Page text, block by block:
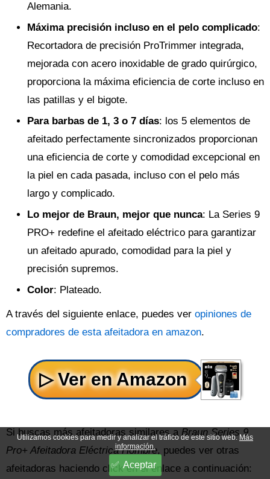
Alemania.
Máxima precisión incluso en el pelo complicado:
Recortadora de precisión ProTrimmer integrada,
mejorada con acero inoxidable de grado quirúrgico,
proporciona la máxima eficiencia de corte incluso en
las patillas y el bigote.
Para barbas de 1, 3 o 7 días: los 5 elementos de
afeitado perfectamente sincronizados proporcionan
una eficiencia de corte y comodidad excepcional en
la piel en cada pasada, incluso con el pelo más
largo y complicado.
Lo mejor de Braun, mejor que nunca: La Series 9
PRO+ redefine el afeitado eléctrico para garantizar
un afeitado apurado, comodidad para la piel y
precisión supremos.
Color: Plateado.
A través del siguiente enlace, puedes ver opiniones de
compradores de esta afeitadora en amazon.
Si buscas más afeitadoras similares a Braun Series 9
Pro+ Afeitadora Eléctrica Hombre, puedes ver otras
afeitadoras haciendo click en el enlace a continuación:
Utilizamos cookies para medir y analizar el tráfico de este sitio web. Más
información.
Aceptar